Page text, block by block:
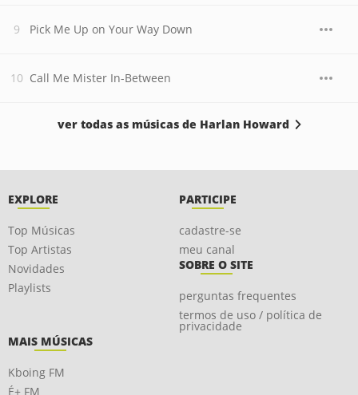
Pick Me Up on Your Way Down
Call Me Mister In-Between
ver todas as músicas de Harlan Howard
EXPLORE
Top Músicas
Top Artistas
Novidades
Playlists
PARTICIPE
cadastre-se
meu canal
SOBRE O SITE
perguntas frequentes
termos de uso / política de
privacidade
MAIS MÚSICAS
Kboing FM
É+ FM